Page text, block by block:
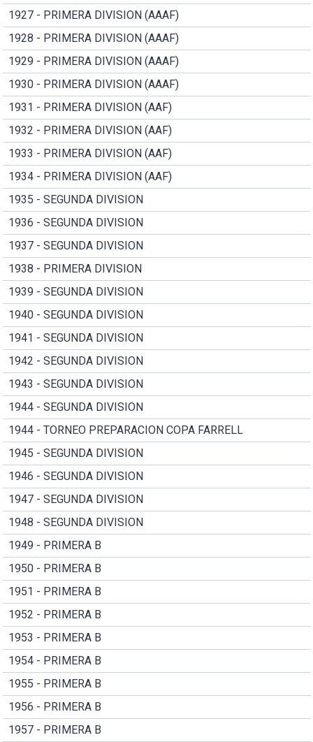
1927 - PRIMERA DIVISION (AAAF)
1928 - PRIMERA DIVISION (AAAF)
1929 - PRIMERA DIVISION (AAAF)
1930 - PRIMERA DIVISION (AAAF)
1931 - PRIMERA DIVISION (AAF)
1932 - PRIMERA DIVISION (AAF)
1933 - PRIMERA DIVISION (AAF)
1934 - PRIMERA DIVISION (AAF)
1935 - SEGUNDA DIVISION
1936 - SEGUNDA DIVISION
1937 - SEGUNDA DIVISION
1938 - PRIMERA DIVISION
1939 - SEGUNDA DIVISION
1940 - SEGUNDA DIVISION
1941 - SEGUNDA DIVISION
1942 - SEGUNDA DIVISION
1943 - SEGUNDA DIVISION
1944 - SEGUNDA DIVISION
1944 - TORNEO PREPARACION COPA FARRELL
1945 - SEGUNDA DIVISION
1946 - SEGUNDA DIVISION
1947 - SEGUNDA DIVISION
1948 - SEGUNDA DIVISION
1949 - PRIMERA B
1950 - PRIMERA B
1951 - PRIMERA B
1952 - PRIMERA B
1953 - PRIMERA B
1954 - PRIMERA B
1955 - PRIMERA B
1956 - PRIMERA B
1957 - PRIMERA B